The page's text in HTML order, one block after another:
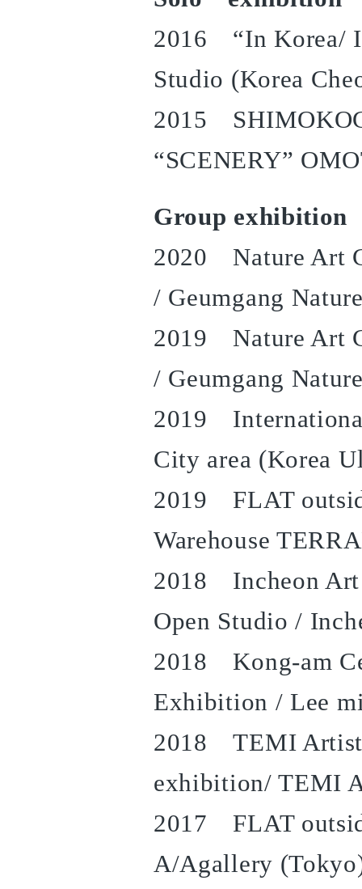
2016 “In Korea/
Studio (Korea
2015
“SCENERY”
Group exhibition
2020 Nature Art
/ Geumgang
2019 Nature Art
/ Geumgang
2019
City area (Korea
2019 FLAT
Warehouse
2018 Incheon Art
Open Studio /
2018 Kong-am
Exhibition / Lee
2018 TEMI Artist
exhibition/ TEMI
2017 FLAT
A/Agallery